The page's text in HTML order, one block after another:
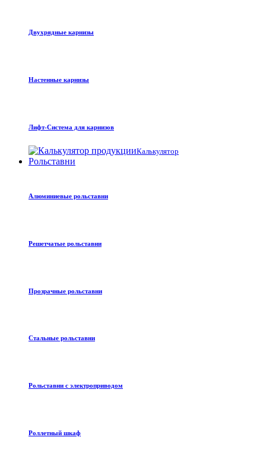
Двухрядные карнизы
Настенные карнизы
Лифт-Система для карнизов
Калькулятор
Рольставни
Алюминиевые рольставни
Решетчатые рольставни
Прозрачные рольставни
Стальные рольставни
Рольставни с электроприводом
Роллетный шкаф